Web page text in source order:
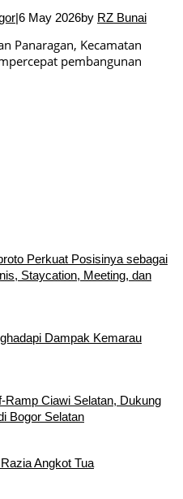
|6 May 2026by RZ Bunai
Panaragan, Kecamatan
pembangunan
Perkuat Posisinya sebagai
Staycation, Meeting, dan
Dampak Kemarau
Ciawi Selatan, Dukung
Bogor Selatan
Angkot Tua